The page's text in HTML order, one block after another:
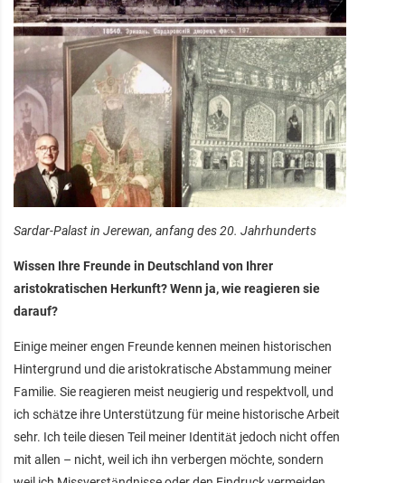
Sardar-Palast in Jerewan, anfang des 20. Jahrhunderts
Wissen Ihre Freunde in Deutschland von Ihrer
aristokratischen Herkunft? Wenn ja, wie reagieren sie
darauf?
Einige meiner engen Freunde kennen meinen historischen
Hintergrund und die aristokratische Abstammung meiner
Familie. Sie reagieren meist neugierig und respektvoll, und
ich schätze ihre Unterstützung für meine historische Arbeit
sehr. Ich teile diesen Teil meiner Identität jedoch nicht offen
mit allen – nicht, weil ich ihn verbergen möchte, sondern